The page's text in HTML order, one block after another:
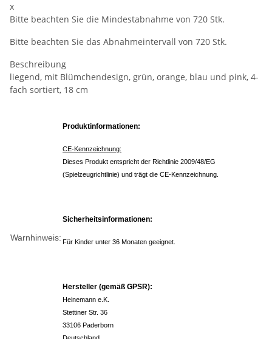
x
Bitte beachten Sie die Mindestabnahme von 720 Stk.
Bitte beachten Sie das Abnahmeintervall von 720 Stk.
Beschreibung
liegend, mit Blümchendesign, grün, orange, blau und pink, 4-
fach sortiert, 18 cm
Warnhinweis:
Produktinformationen:
CE-Kennzeichnung:
Dieses Produkt entspricht der Richtlinie 2009/48/EG
(Spielzeugrichtlinie) und trägt die CE-Kennzeichnung.
Sicherheitsinformationen:
Für Kinder unter 36 Monaten geeignet.
Hersteller (gemäß GPSR):
Heinemann e.K.
Stettiner Str. 36
33106 Paderborn